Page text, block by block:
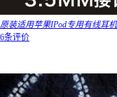
原装适用苹果IPod专用有线耳
6条评价